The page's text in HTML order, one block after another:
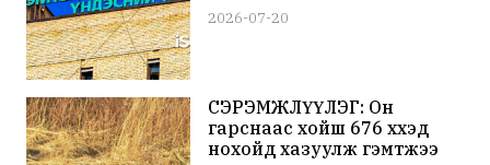
2026-07-20
СЭРЭМЖЛҮҮЛЭГ: Он
гарснаас хойш 676 хүүхэд
нохойд хазуулж гэмтжээ